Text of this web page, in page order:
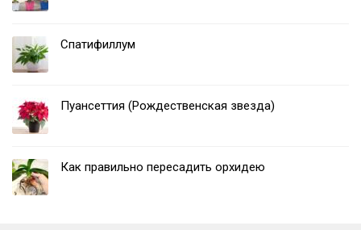
Спатифиллум
Пуансеттия (Рождественская звезда)
Как правильно пересадить орхидею